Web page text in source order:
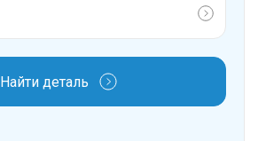
Найти деталь